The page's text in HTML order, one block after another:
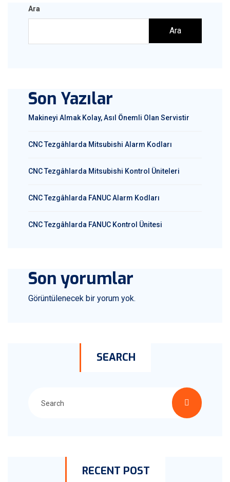
Ara
Ara
Son Yazılar
Makineyi Almak Kolay, Asıl Önemli Olan Servistir
CNC Tezgâhlarda Mitsubishi Alarm Kodları
CNC Tezgâhlarda Mitsubishi Kontrol Üniteleri
CNC Tezgâhlarda FANUC Alarm Kodları
CNC Tezgâhlarda FANUC Kontrol Ünitesi
Son yorumlar
Görüntülenecek bir yorum yok.
SEARCH
RECENT POST